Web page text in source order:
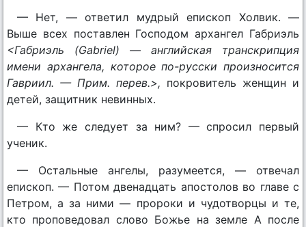
— Нет, — ответил мудрый епископ Холвик. —
Выше всех поставлен Господом архангел Габриэль
<Габриэль (Gabriel) — английская транскрипция
имени архангела, которое по-русски произносится
Гавриил. — Прим. перев.>, покровитель женщин и
детей, защитник невинных.
— Кто же следует за ним? — спросил первый
ученик.
— Остальные ангелы, разумеется, — отвечал
епископ. — Потом двенадцать апостолов во главе с
Петром, а за ними — пророки и чудотворцы и те,
кто проповедовал слово Божье на земле А после